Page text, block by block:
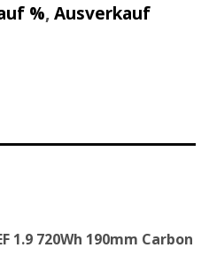
%,Ausverkauf
1.9 720Wh 190mm Carbon